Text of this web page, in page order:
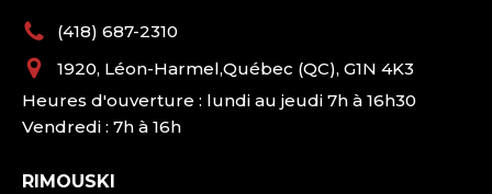
(418) 687-2310
1920, Léon-Harmel,Québec (QC), G1N 4K3
Heures d'ouverture : lundi au jeudi 7h à 16h30
Vendredi : 7h à 16h
RIMOUSKI